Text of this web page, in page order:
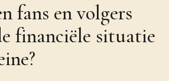
fans en volgers
financiële situatie